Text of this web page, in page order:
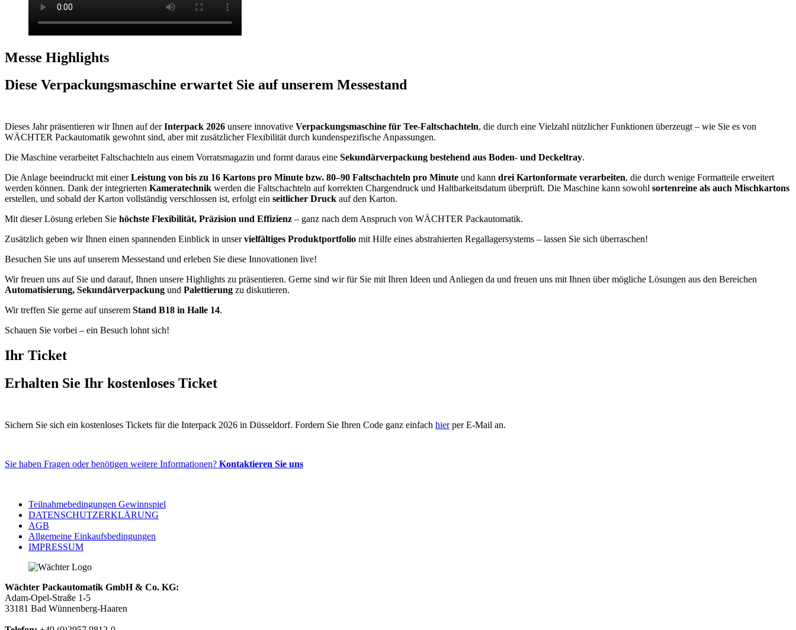
Messe Highlights
Diese Verpackungsmaschine erwartet Sie auf unserem Messestand
Dieses Jahr präsentieren wir Ihnen auf derInterpack 2026 unsere innovative Verpackungsmaschine für Tee-Faltschachteln, die durch eine Vielzahl nützlicher Funktionen überzeugt – wie Sie es von
WÄCHTER Packautomatik gewohnt sind, aber mit zusätzlicher Flexibilität durch kundenspezifische Anpassungen.
Die Maschine verarbeitet Faltschachteln aus einem Vorratsmagazin und formt daraus eine Sekundärverpackung bestehend aus Boden- und Deckeltray.
Die Anlage beeindruckt mit einerLeistung von bis zu 16 Kartons pro Minute bzw. 80–90 Faltschachteln pro Minute und kann drei Kartonformate verarbeiten, die durch wenige Formatteile erweitert
werden können. Dank der integrierten Kameratechnik werden die Faltschachteln auf korrekten Chargendruck und Haltbarkeitsdatum überprüft. Die Maschine kann sowohl sortenreine als auch Mischkartons
erstellen, und sobald der Karton vollständig verschlossen ist, erfolgt ein seitlicher Druck auf den Karton.
Mit dieser Lösung erleben Sie höchste Flexibilität, Präzision und Effizienz – ganz nach dem Anspruch von WÄCHTER Packautomatik.
Zusätzlich geben wir Ihnen einen spannenden Einblick in unservielfältiges Produktportfolio mit Hilfe eines abstrahierten Regallagersystems – lassen Sie sich überraschen!
Besuchen Sie uns auf unserem Messestand und erleben Sie diese Innovationen live!
Wir freuen uns auf Sie und darauf, Ihnen unsere Highlights zu präsentieren. Gerne sind wir für Sie mit Ihren Ideen und Anliegen da und freuen uns mit Ihnen über mögliche Lösungen aus den Bereichen
Automatisierung, Sekundärverpackung und Palettierung zu diskutieren.
Wir treffen Sie gerne auf unserem Stand B18 in Halle 14.
Schauen Sie vorbei – ein Besuch lohnt sich!
Ihr Ticket
Erhalten Sie Ihr kostenloses Ticket
Sichern Sie sich ein kostenloses Tickets für die Interpack 2026 in Düsseldorf. Fordern Sie Ihren Code ganz einfach hierper E-Mail an.
Sie haben Fragen oder benötigen weitere Informationen? Kontaktieren Sie uns
Teilnahmebedingungen Gewinnspiel
DATENSCHUTZERKLÄRUNG
AGB
Allgemeine Einkaufsbedingungen
IMPRESSUM
Wächter Packautomatik GmbH & Co. KG:
Adam-Opel-Straße 1-5
33181 Bad Wünnenberg-Haaren